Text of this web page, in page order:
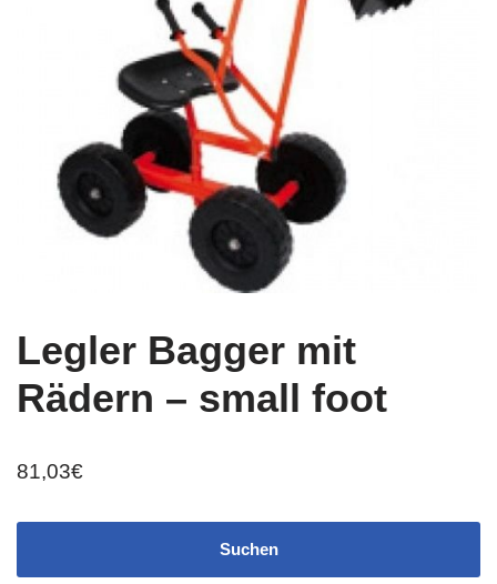
Legler Bagger mit
Rädern – small foot
81,03€
Suchen